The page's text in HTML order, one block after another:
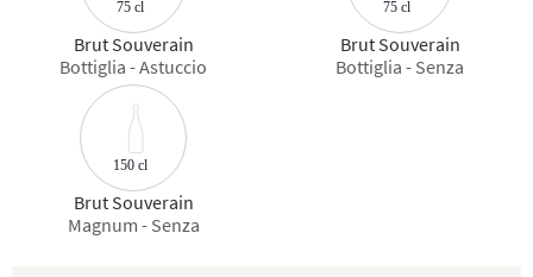
75 cl
Brut Souverain
Bottiglia - Astuccio
75 cl
Brut Souverain
Bottiglia - Senza
150 cl
Brut Souverain
Magnum - Senza